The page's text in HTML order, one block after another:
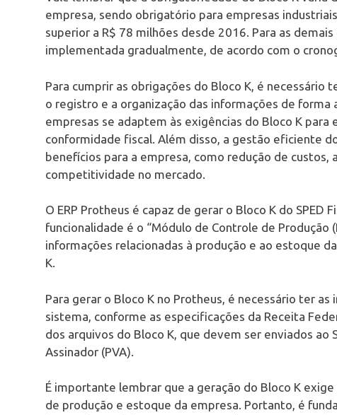
empresa, sendo obrigatório para empresas
superior a R$ 78 milhões desde 2016. Para as
implementada gradualmente, de acordo com o
Para cumprir as obrigações do Bloco K, é
o registro e a organização das informações de
empresas se adaptem às exigências do Bloco K
conformidade fiscal. Além disso, a gestão eficiente
benefícios para a empresa, como redução de
competitividade no mercado.
O ERP Protheus é capaz de gerar o Bloco K do SPED
funcionalidade é o “Módulo de Controle de
informações relacionadas à produção e ao estoque
K.
Para gerar o Bloco K no Protheus, é necessário ter
sistema, conforme as especificações da Receita
dos arquivos do Bloco K, que devem ser enviados ao
Assinador (PVA).
É importante lembrar que a geração do Bloco K
de produção e estoque da empresa. Portanto, é